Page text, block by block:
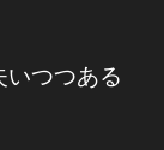
つつある